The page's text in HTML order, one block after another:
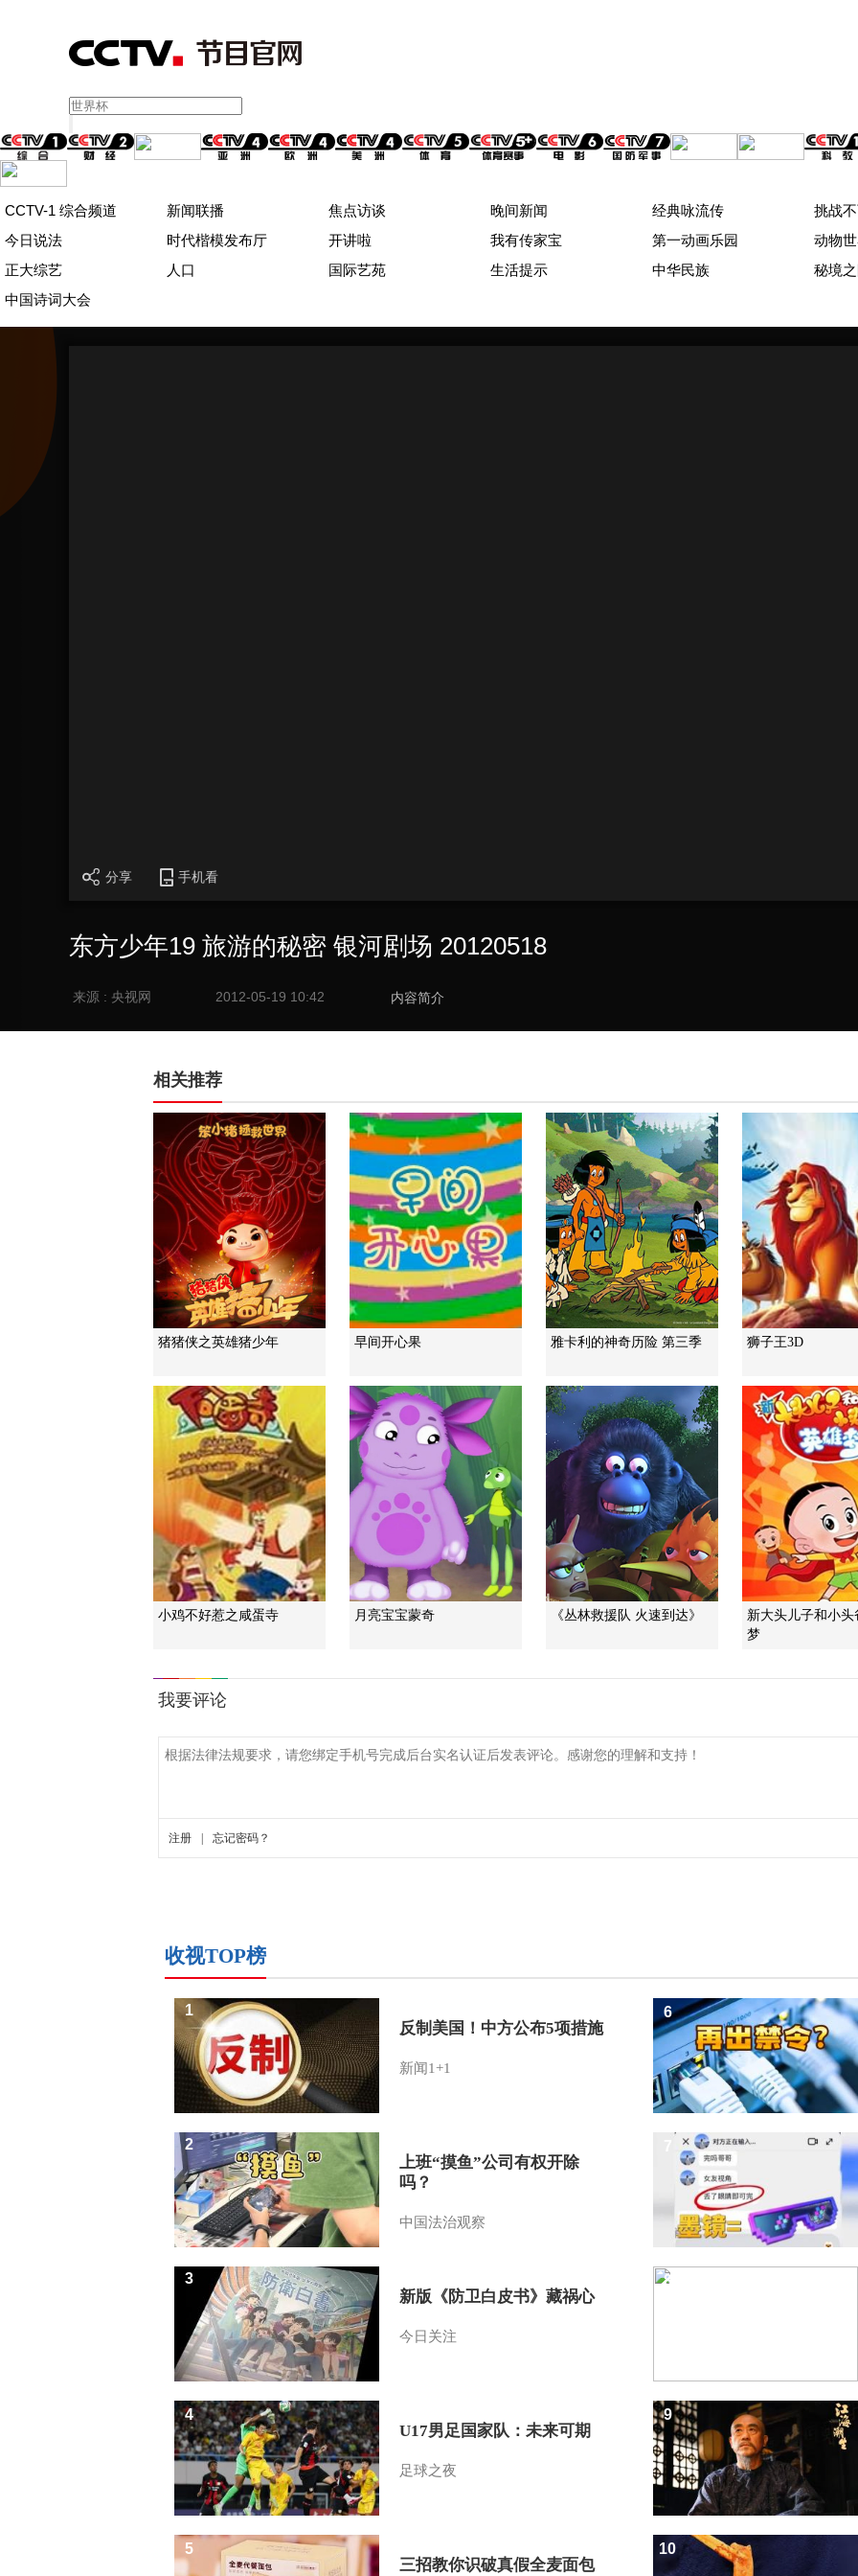
CCTV-1 综合频道 新闻联播 焦点访谈 晚间新闻 经典咏流传
挑战
今日说法
时代楷模发布厅 开讲啦 我有传家宝 第一动画乐园
动物
正大综艺
人口 国际艺苑 生活提示 中华民族
秘境
中国诗词大会
分享 手机看
东方少年19 旅游的秘密 银河剧场 20120518
来源 : 央视网 2012-05-19 10:42 内容简介
相关推荐
猪猪侠之英雄猪少年 早间开心果 雅卡利的神奇历险 第三季 狮子王3D
小鸡不好惹之咸蛋寺 月亮宝宝蒙奇 《丛林救援队 火速到达》
新大头儿子和小头
梦
收视TOP榜
反制美国！中方公布5项措施
新闻1+1
1
上班“摸鱼”公司有权开除
吗？
中国法治观察
2
新版《防卫白皮书》藏祸心
今日关注
3
U17男足国家队：未来可期
足球之夜
4
三招教你识破真假全麦面包
5
6
8
9
10